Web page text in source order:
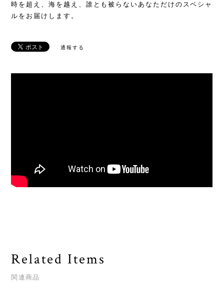
時を超え、海を越え、誰とも被らないあなただけのスペシャ
ルをお届けします。
通報する
Related Items
関連商品